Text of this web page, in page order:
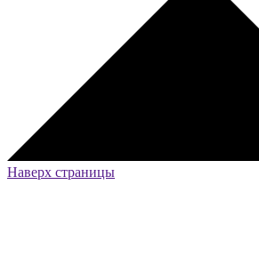
Наверх страницы